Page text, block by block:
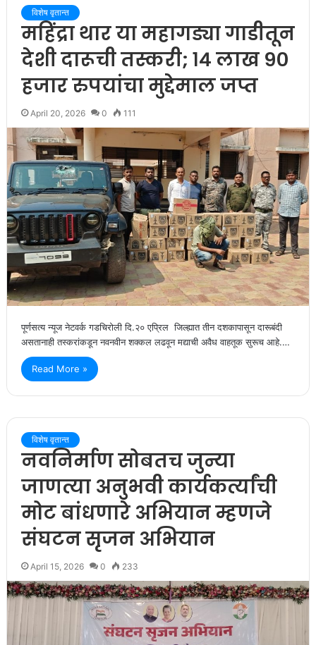
विशेष वृतान्त
महिंद्रा थार या महागड्या गाडीतून
देशी दारूची तस्करी; १४ लाख ९०
हजार रुपयांचा मुद्देमाल जप्त
April 20, 2026 0 111
पूर्णसत्य न्यूज नेटवर्क गडचिरोली दि.२० एप्रिल जिल्ह्यात तीन दशकापासून दारूबंदी
असतानाही तस्करांकडून नवनवीन शक्कल लढवून मद्याची अवैध वाहतूक सुरूच आहे.…
Read More »
विशेष वृतान्त
नवनिर्माण सोबतच जुन्या
जाणत्या अनुभवी कार्यकर्त्यांची
मोट बांधणारे अभियान म्हणजे
संघटन सृजन अभियान
April 15, 2026 0 233